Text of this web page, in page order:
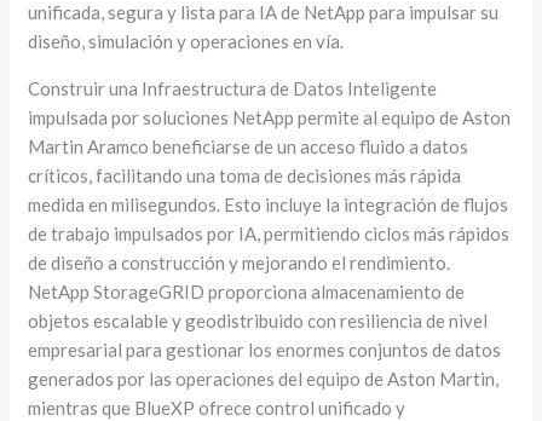
unificada, segura y lista para IA de NetApp para impulsar su
diseño, simulación y operaciones en vía.
Construir una Infraestructura de Datos Inteligente
impulsada por soluciones NetApp permite al equipo de Aston
Martin Aramco beneficiarse de un acceso fluido a datos
críticos, facilitando una toma de decisiones más rápida
medida en milisegundos. Esto incluye la integración de flujos
de trabajo impulsados por IA, permitiendo ciclos más rápidos
de diseño a construcción y mejorando el rendimiento.
NetApp StorageGRID proporciona almacenamiento de
objetos escalable y geodistribuido con resiliencia de nivel
empresarial para gestionar los enormes conjuntos de datos
generados por las operaciones del equipo de Aston Martin,
mientras que BlueXP ofrece control unificado y